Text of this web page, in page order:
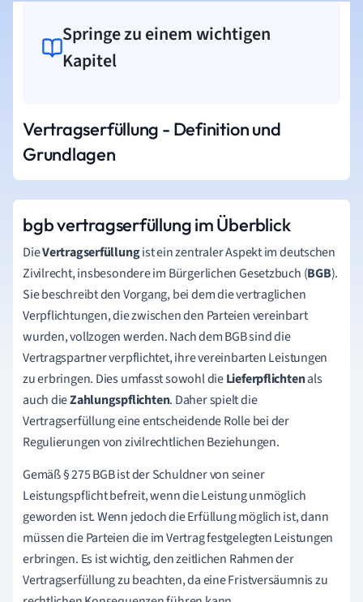
Springe zu einem wichtigen
Kapitel
Vertragserfüllung - Definition und
Grundlagen
bgb vertragserfüllung im Überblick
DieVertragserfüllungist ein zentraler Aspekt im deutschen
Zivilrecht, insbesondere im Bürgerlichen Gesetzbuch (BGB).
Sie beschreibt den Vorgang, bei dem die vertraglichen
Verpflichtungen, die zwischen den Parteien vereinbart
wurden, vollzogen werden. Nach dem BGB sind die
Vertragspartner verpflichtet, ihre vereinbarten Leistungen
zu erbringen. Dies umfasst sowohl dieLieferpflichtenals
auch dieZahlungspflichten. Daher spielt die
Vertragserfüllung eine entscheidende Rolle bei der
Regulierungen von zivilrechtlichen Beziehungen.
Gemäß § 275 BGB ist der Schuldner von seiner
Leistungspflicht befreit, wenn die Leistung unmöglich
geworden ist. Wenn jedoch die Erfüllung möglich ist, dann
müssen die Parteien die im Vertrag festgelegten Leistungen
erbringen. Es ist wichtig, den zeitlichen Rahmen der
Vertragserfüllung zu beachten, da eine Fristversäumnis zu